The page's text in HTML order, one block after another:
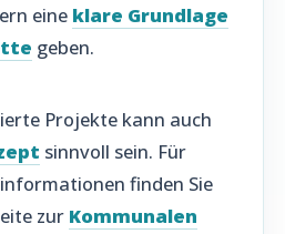
eine klare Grundlage
geben.
Projekte kann auch
sinnvoll sein. Für
finden Sie
zur Kommunalen